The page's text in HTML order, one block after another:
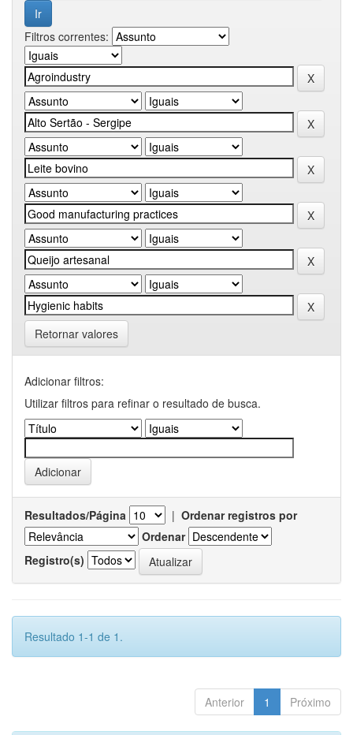
Filtros correntes:
Retornar valores
Adicionar filtros:
Utilizar filtros para refinar o resultado de busca.
Resultados/Página | Ordenar registros por
Ordenar
Registro(s)
Resultado 1-1 de 1.
Anterior 1 Próximo